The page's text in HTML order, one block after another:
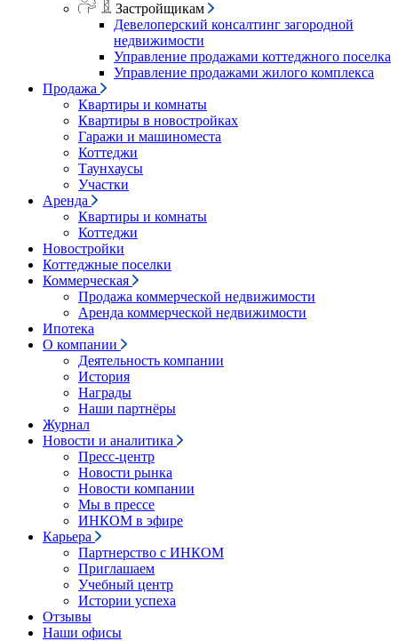
Застройщикам
Девелоперский консалтинг загородной
недвижимости
Управление продажами коттеджного поселка
Управление продажами жилого комплекса
Продажа
Квартиры и комнаты
Квартиры в новостройках
Гаражи и машиноместа
Коттеджи
Таунхаусы
Участки
Аренда
Квартиры и комнаты
Коттеджи
Новостройки
Коттеджные поселки
Коммерческая
Продажа коммерческой недвижимости
Аренда коммерческой недвижимости
Ипотека
О компании
Деятельность компании
История
Награды
Наши партнёры
Журнал
Новости и аналитика
Пресс-центр
Новости рынка
Новости компании
Мы в прессе
ИНКОМ в эфире
Карьера
Партнерство с ИНКОМ
Приглашаем
Учебный центр
Истории успеха
Отзывы
Наши офисы